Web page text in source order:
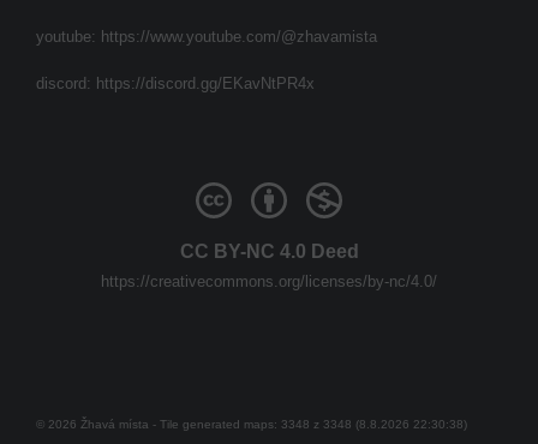
youtube: https://www.youtube.com/@zhavamista
discord: https://discord.gg/EKavNtPR4x
CC BY-NC 4.0 Deed
https://creativecommons.org/licenses/by-nc/4.0/
© 2026 Žhavá místa - Tile generated maps: 3348 z 3348 (8.8.2026 22:30:38)